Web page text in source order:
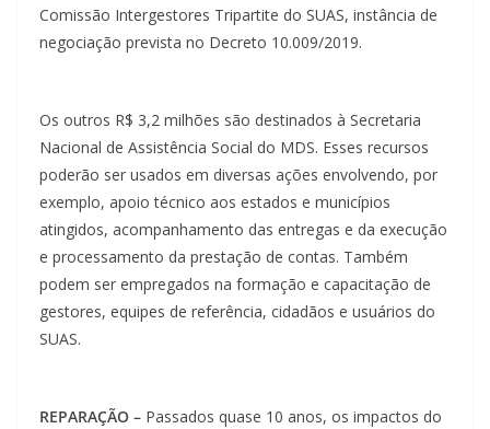
Comissão Intergestores Tripartite do SUAS, instância de
negociação prevista no Decreto 10.009/2019.
Os outros R$ 3,2 milhões são destinados à Secretaria
Nacional de Assistência Social do MDS. Esses recursos
poderão ser usados em diversas ações envolvendo, por
exemplo, apoio técnico aos estados e municípios
atingidos, acompanhamento das entregas e da execução
e processamento da prestação de contas. Também
podem ser empregados na formação e capacitação de
gestores, equipes de referência, cidadãos e usuários do
SUAS.
REPARAÇÃO – Passados quase 10 anos, os impactos do